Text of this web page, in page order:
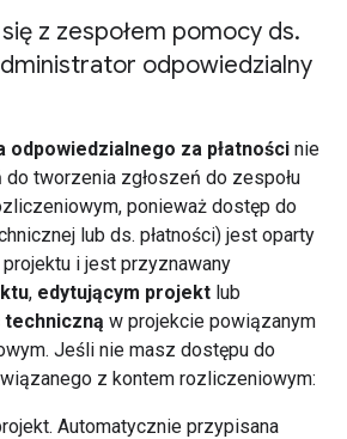
z zespołem pomocy ds.
odpowiedzialny
odpowiedzialnego za płatności nie
tworzenia zgłoszeń do zespołu
ponieważ dostęp do
lub ds. płatności) jest oparty
i jest przyznawany
, edytującym projekt lub
techniczną w projekcie powiązanym
Jeśli nie masz dostępu do
z kontem rozliczeniowym:
Automatycznie przypisana